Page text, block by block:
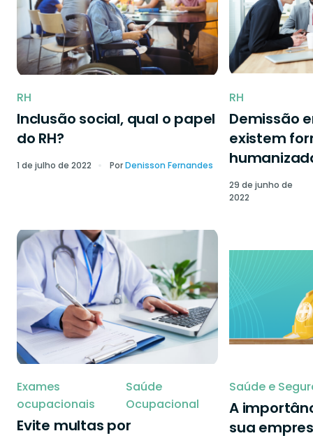
RH
Inclusão social, qual o papel
do RH?
1 de julho de 2022 PorDenisson Fernandes
RH
Demissão
existem
29 de junho de
2022
Exames
ocupacionais
Saúde
Ocupacional
Evite multas por
Saúde e
A
sua